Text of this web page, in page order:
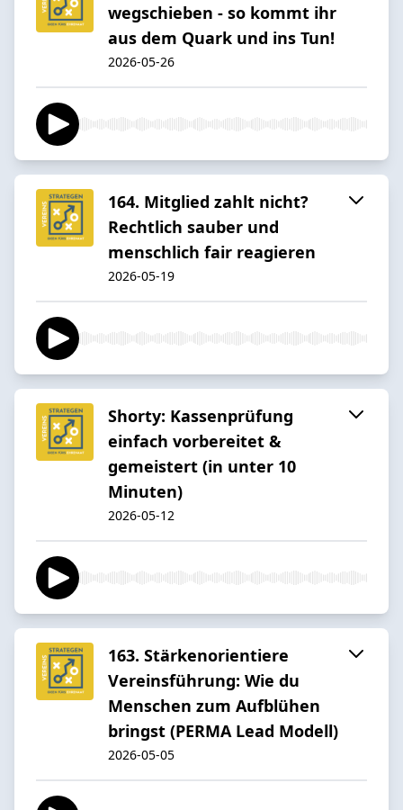
wegschieben - so kommt ihr
aus dem Quark und ins Tun!
2026-05-26
164. Mitglied zahlt nicht?
Rechtlich sauber und
menschlich fair reagieren
2026-05-19
Shorty: Kassenprüfung
einfach vorbereitet &
gemeistert (in unter 10
Minuten)
2026-05-12
163. Stärkenorientiere
Vereinsführung: Wie du
Menschen zum Aufblühen
bringst (PERMA Lead Modell)
2026-05-05